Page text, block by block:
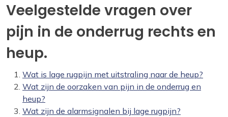
Veelgestelde vragen over
pijn in de onderrug rechts en
heup.
Wat is lage rugpijn met uitstraling naar de heup?
Wat zijn de oorzaken van pijn in de onderrug en
heup?
Wat zijn de alarmsignalen bij lage rugpijn?